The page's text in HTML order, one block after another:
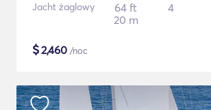
Jacht żaglowy
64 ft
20 m
4
$2,460 /noc